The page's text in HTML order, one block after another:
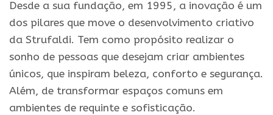
Desde a sua fundação, em 1995, a inovação é um
dos pilares que move o desenvolvimento criativo
da Strufaldi. Tem como propósito realizar o
sonho de pessoas que desejam criar ambientes
únicos, que inspiram beleza, conforto e segurança.
Além, de transformar espaços comuns em
ambientes de requinte e sofisticação.